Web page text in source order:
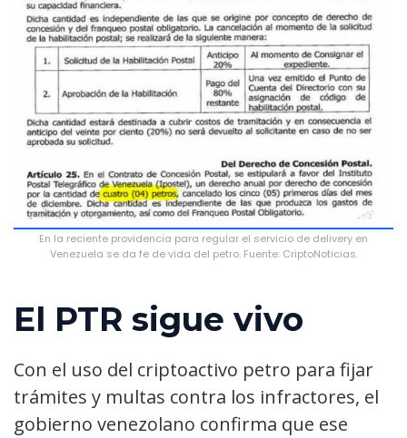
En la reciente providencia para regular el servicio de delivery en
Venezuela se da fe de vida del petro. Fuente: CriptoNoticias.
El PTR sigue vivo
Con el uso del criptoactivo petro para fijar
trámites y multas contra los infractores, el
gobierno venezolano confirma que ese